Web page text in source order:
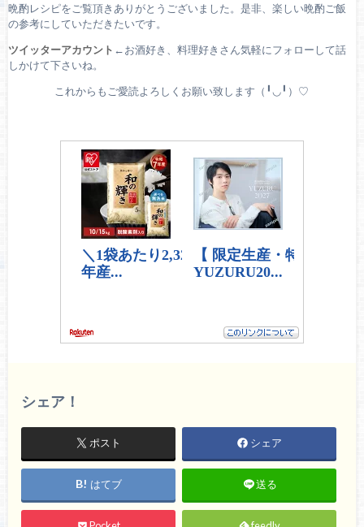
晩酌レシピをご覧頂きありがとうございました。是非、楽しい晩酌ご飯
の参考にしていただきたいです。
ツイッターアカウント ←お酒好き、料理好きさん気軽にフォローして話
しかけて下さいね。
これからもご愛読よろしくお願い致します（╹◡╹）♡
シェア！
ポスト シェア
はてブ 送る